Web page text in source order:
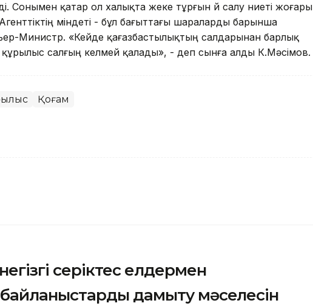
Сонымен қатар ол халықта жеке тұрғын үй салу ниеті жоғары
міндеті - бұл бағыттағы шараларды барынша
Министр. «Кейде қағазбастылықтың салдарынан барлық
салғың келмей қалады», - деп сынға алды К.Мәсімов.
Қоғам
серіктес елдермен
дамыту мәселесін